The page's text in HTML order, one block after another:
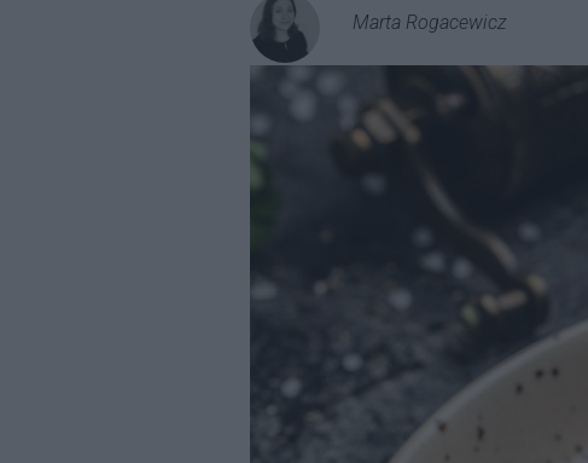
Marta Rogacewicz